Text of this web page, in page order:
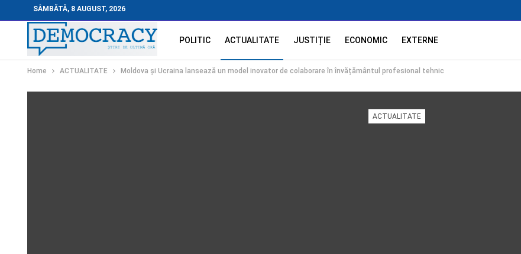
SÂMBĂTĂ, 8 AUGUST, 2026
POLITIC ACTUALITATE JUSTIȚIE ECONOMIC EXTERNE
Home ACTUALITATE Moldova și Ucraina lansează un model inovator de colaborare în învățământul profesional tehnic
ACTUALITATE